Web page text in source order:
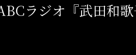
ラジオ『武田和